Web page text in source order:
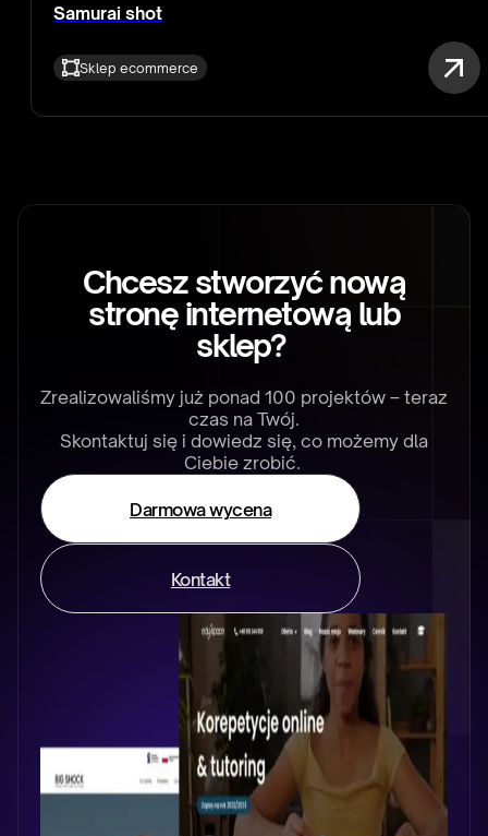
Samurai shot
Sklep ecommerce
Chcesz stworzyć nową
stronę internetową lub
sklep?
Zrealizowaliśmy już ponad 100 projektów – teraz
czas na Twój.
Skontaktuj się i dowiedz się, co możemy dla
Ciebie zrobić.
Darmowa wycena
Kontakt